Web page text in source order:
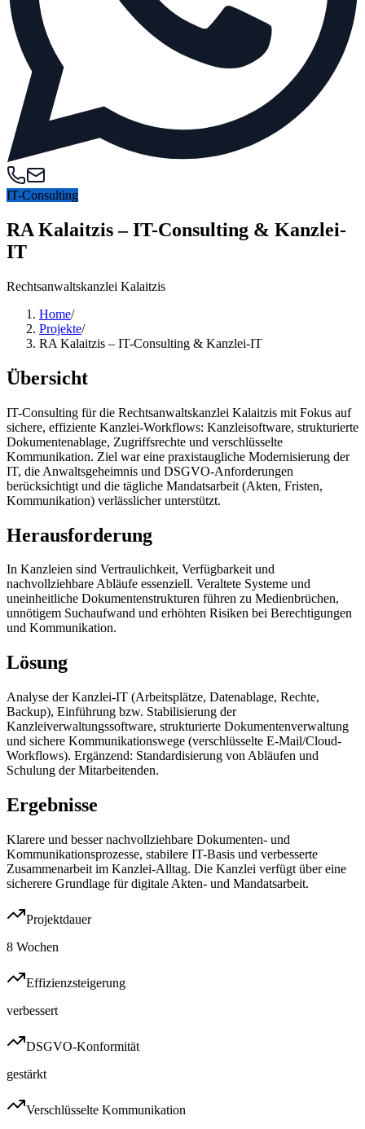
IT-Consulting
RA Kalaitzis – IT-Consulting & Kanzlei-
IT
Rechtsanwaltskanzlei Kalaitzis
Home/
Projekte/
RA Kalaitzis – IT-Consulting & Kanzlei-IT
Übersicht
IT-Consulting für die Rechtsanwaltskanzlei Kalaitzis mit Fokus auf
sichere, effiziente Kanzlei-Workflows: Kanzleisoftware, strukturierte
Dokumentenablage, Zugriffsrechte und verschlüsselte
Kommunikation. Ziel war eine praxistaugliche Modernisierung der
IT, die Anwaltsgeheimnis und DSGVO-Anforderungen
berücksichtigt und die tägliche Mandatsarbeit (Akten, Fristen,
Kommunikation) verlässlicher unterstützt.
Herausforderung
In Kanzleien sind Vertraulichkeit, Verfügbarkeit und
nachvollziehbare Abläufe essenziell. Veraltete Systeme und
uneinheitliche Dokumentenstrukturen führen zu Medienbrüchen,
unnötigem Suchaufwand und erhöhten Risiken bei Berechtigungen
und Kommunikation.
Lösung
Analyse der Kanzlei-IT (Arbeitsplätze, Datenablage, Rechte,
Backup), Einführung bzw. Stabilisierung der
Kanzleiverwaltungssoftware, strukturierte Dokumentenverwaltung
und sichere Kommunikationswege (verschlüsselte E-Mail/Cloud-
Workflows). Ergänzend: Standardisierung von Abläufen und
Schulung der Mitarbeitenden.
Ergebnisse
Klarere und besser nachvollziehbare Dokumenten- und
Kommunikationsprozesse, stabilere IT-Basis und verbesserte
Zusammenarbeit im Kanzlei-Alltag. Die Kanzlei verfügt über eine
sicherere Grundlage für digitale Akten- und Mandatsarbeit.
Projektdauer
8 Wochen
Effizienzsteigerung
verbessert
DSGVO-Konformität
gestärkt
Verschlüsselte Kommunikation